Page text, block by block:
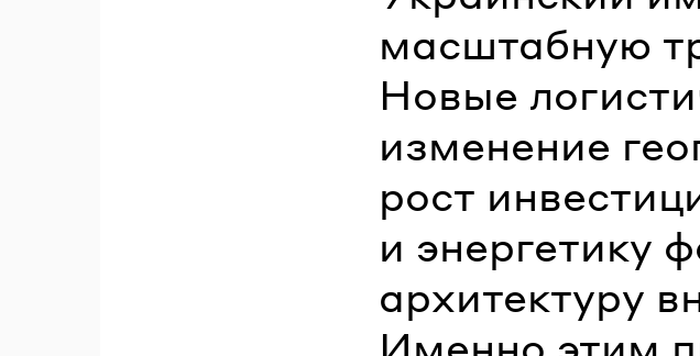
масштабную
Новые
изменение
рост
и энергетику
архитектуру